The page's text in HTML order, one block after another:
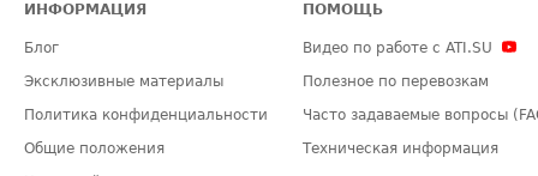
ИНФОРМАЦИЯ
Блог
Эксклюзивные материалы
Политика конфиденциальности
Общие положения
ПОМОЩЬ
Видео по работе с ATI.SU
Полезное по перевозкам
Часто задаваемые вопросы
Техническая информация